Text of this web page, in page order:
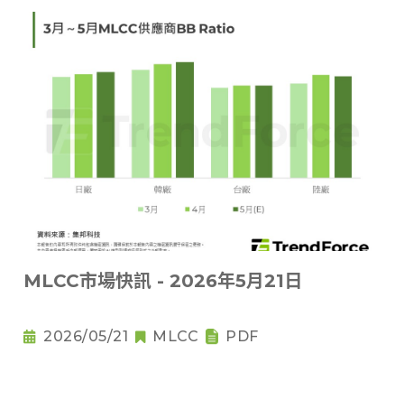
MLCC市場快訊 - 2026年5月21日
2026/05/21 MLCC PDF